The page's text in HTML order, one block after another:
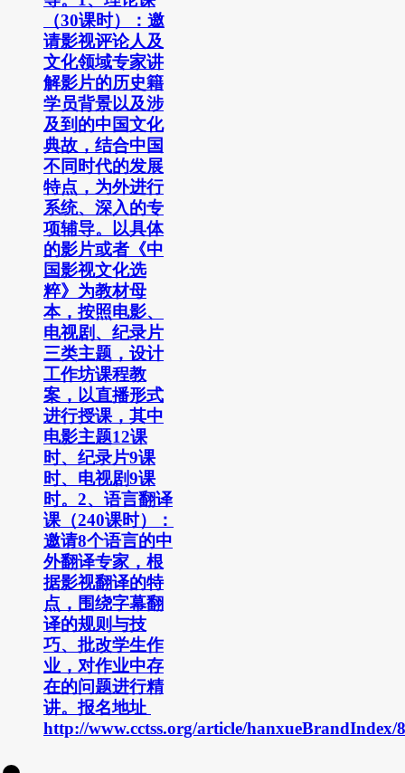
（30课时）：邀
请影视评论人及
文化领域专家讲
解影片的历史籍
学员背景以及涉
及到的中国文化
典故，结合中国
不同时代的发展
特点，为外进行
系统、深入的专
项辅导。以具体
的影片或者《中
国影视文化选
粹》为教材母
本，按照电影、
电视剧、纪录片
三类主题，设计
工作坊课程教
案，以直播形式
进行授课，其中
电影主题12课
时、纪录片9课
时、电视剧9课
时。2、语言翻译
课（240课时）：
邀请8个语言的中
外翻译专家，根
据影视翻译的特
点，围绕字幕翻
译的规则与技
巧、批改学生作
业，对作业中存
在的问题进行精
讲。报名地址
http://www.cctss.org/article/hanxueBrandIndex/